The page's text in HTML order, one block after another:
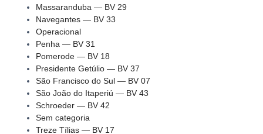
Massaranduba — BV 29
Navegantes — BV 33
Operacional
Penha — BV 31
Pomerode — BV 18
Presidente Getúlio — BV 37
São Francisco do Sul — BV 07
São João do Itaperiú — BV 43
Schroeder — BV 42
Sem categoria
Treze Tílias — BV 17